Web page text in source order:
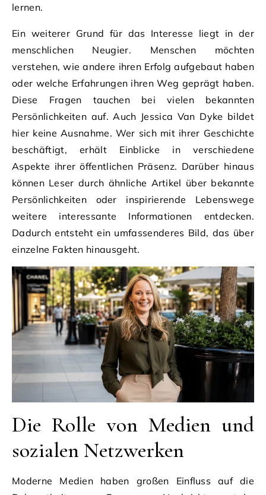
lernen.
Ein weiterer Grund für das Interesse liegt in der
menschlichen Neugier. Menschen möchten
verstehen, wie andere ihren Erfolg aufgebaut haben
oder welche Erfahrungen ihren Weg geprägt haben.
Diese Fragen tauchen bei vielen bekannten
Persönlichkeiten auf. Auch Jessica Van Dyke bildet
hier keine Ausnahme. Wer sich mit ihrer Geschichte
beschäftigt, erhält Einblicke in verschiedene
Aspekte ihrer öffentlichen Präsenz. Darüber hinaus
können Leser durch ähnliche Artikel über bekannte
Persönlichkeiten oder inspirierende Lebenswege
weitere interessante Informationen entdecken.
Dadurch entsteht ein umfassenderes Bild, das über
einzelne Fakten hinausgeht.
Die Rolle von Medien und
sozialen Netzwerken
Moderne Medien haben großen Einfluss auf die